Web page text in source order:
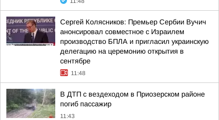
Сергей Колясников: Премьер Сербии Вучич
анонсировал совместное с Израилем
производство БПЛА и пригласил украинскую
делегацию на церемонию открытия в
сентябре
11:48
В ДТП с вездеходом в Приозерском районе
погиб пассажир
11:43